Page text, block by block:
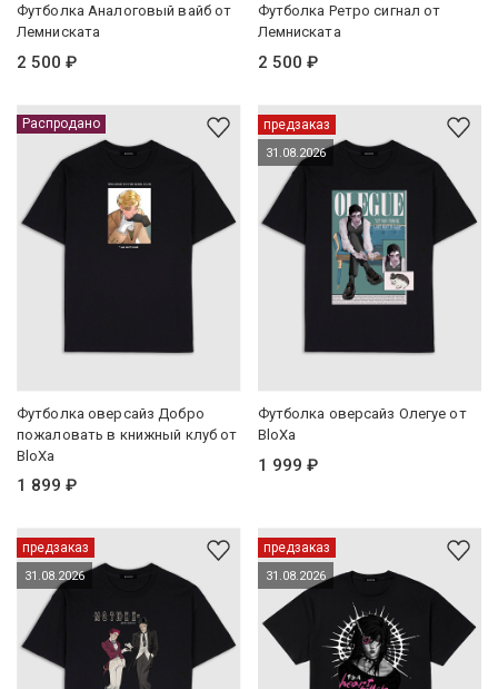
Футболка Аналоговый вайб от
Лемниската
2 500 ₽
Футболка Ретро сигнал от
Лемниската
2 500 ₽
Распродано
Футболка оверсайз Добро
пожаловать в книжный клуб от
BloXa
1 899 ₽
предзаказ
31.08.2026
Футболка оверсайз Олегуе от
BloXa
1 999 ₽
предзаказ
31.08.2026
предзаказ
31.08.2026